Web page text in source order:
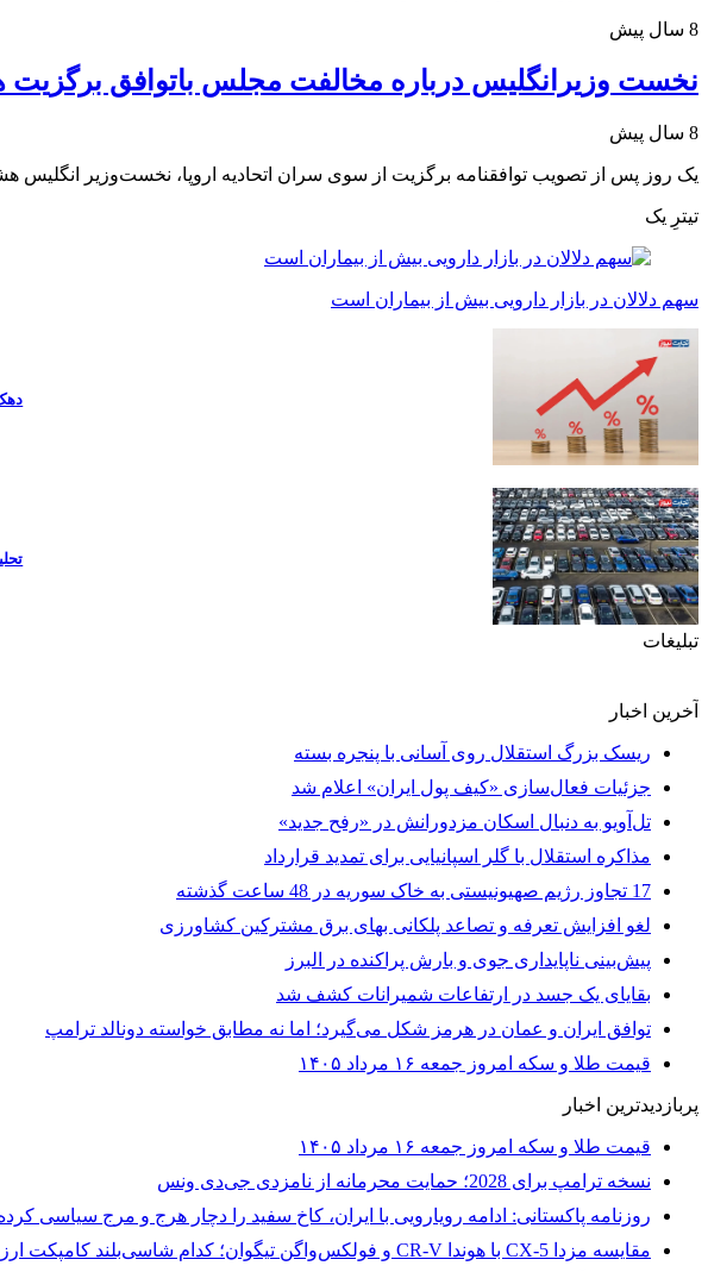
8 سال پیش
نخست وزیرانگلیس درباره مخالفت مجلس باتوافق برگزیت
8 سال پیش
یک روز پس از تصویب توافقنامه برگزیت از سوی سران اتحادیه اروپا، نخست‌وزیر انگلیس
تیترِ یک
سهم دلالان در بازار دارویی بیش از بیماران است
دهک دوم با تورم 100
تبلیغات
آخرین اخبار
ریسک بزرگ استقلال روی آسانی با پنجره بسته
جزئیات فعال‌سازی «کیف پول ایران» اعلام شد
تل‌آویو به دنبال اسکان مزدورانش در «رفح جدید»
مذاکره استقلال با گلر اسپانیایی برای تمدید قرارداد
17 تجاوز رژیم صهیونیستی به خاک سوریه در 48 ساعت گذشته
لغو افزایش تعرفه و تصاعد پلکانی بهای برق مشترکین کشاورزی
پیش‌بینی ناپایداری جوی و بارش پراکنده در البرز
بقایای یک جسد در ارتفاعات شمیرانات کشف شد
توافق ایران و عمان در هرمز شکل می‌گیرد؛ اما نه مطابق خواسته دونالد ترامپ
قیمت طلا و سکه امروز جمعه ۱۶ مرداد ۱۴۰۵
پربازدیدترین اخبار
قیمت طلا و سکه امروز جمعه ۱۶ مرداد ۱۴۰۵
نسخه ترامپ برای 2028؛ حمایت محرمانه از نامزدی جی‌دی ونس
روزنامه پاکستانی: ادامه رویارویی با ایران، کاخ سفید را دچار هرج و مرج سیاسی
مقایسه مزدا CX-5 با هوندا CR-V و فولکس‌واگن تیگوان؛ کدام شاسی‌بلند کامپکت ارزش خرید بیشتری دارد؟